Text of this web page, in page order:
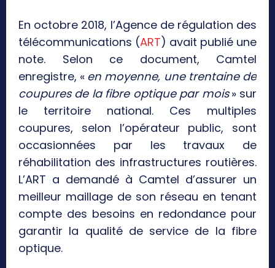
En octobre 2018, l’Agence de régulation des
télécommunications (ART) avait publié une
note. Selon ce document, Camtel
enregistre, « en moyenne, une trentaine de
coupures de la fibre optique par mois» sur
le territoire national. Ces multiples
coupures, selon l’opérateur public, sont
occasionnées par les travaux de
réhabilitation des infrastructures routières.
L’ART a demandé à Camtel d’assurer un
meilleur maillage de son réseau en tenant
compte des besoins en redondance pour
garantir la qualité de service de la fibre
optique.